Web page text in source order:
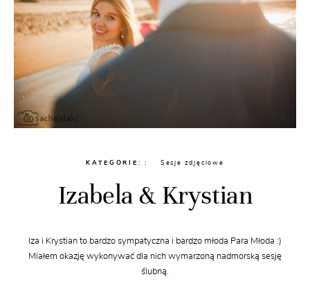
KATEGORIE: Sesje zdjęciowe
Izabela & Krystian
Iza i Krystian to bardzo sympatyczna i bardzo młoda Para Młoda :)
Miałem okazję wykonywać dla nich wymarzoną nadmorską sesję
ślubną.